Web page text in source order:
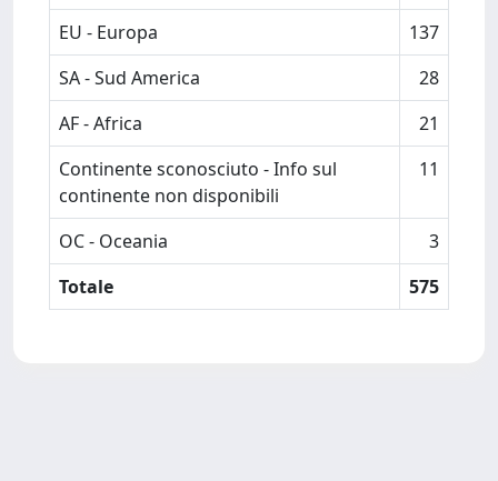
EU - Europa
137
SA - Sud America
28
AF - Africa
21
Continente sconosciuto - Info sul
continente non disponibili
11
OC - Oceania
3
Totale
575